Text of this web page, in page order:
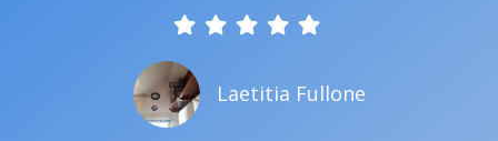
Laetitia Fullone